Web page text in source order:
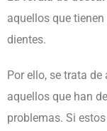
aquellos que
dientes.
Por ello, se trata
aquellos que han
problemas. Si